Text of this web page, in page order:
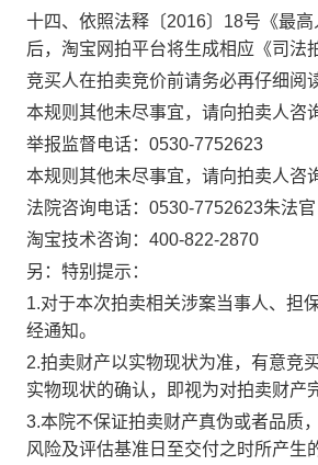
十四、依照法释〔2016〕 18号《最
后，淘宝网拍平台将生成相应《司法
竞买人在拍卖竞价前请务必再仔细阅
本规则其他未尽事宜，请向拍卖人咨
举报监督电话： 0530-7752623
本规则其他未尽事宜，请向拍卖人咨
法院咨询电话： 0530-7752623朱法
淘宝技术咨询： 400-822-2870
另：特别提示：
1.对于本次拍卖相关涉案当事人、担
经通知。
2.拍卖财产以实物现状为准，有意竞
实物现状的确认，即视为对拍卖财产
3.本院不保证拍卖财产真伪或者品质
风险及评估基准日至交付之时所产生